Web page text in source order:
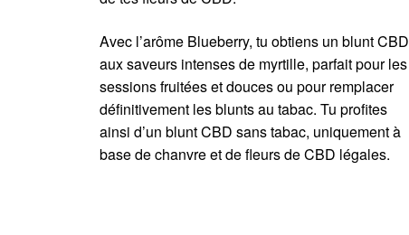
Avec l’arôme Blueberry, tu obtiens un blunt CBD
aux saveurs intenses de myrtille, parfait pour les
sessions fruitées et douces ou pour remplacer
définitivement les blunts au tabac. Tu profites
ainsi d’un blunt CBD sans tabac, uniquement à
base de chanvre et de fleurs de CBD légales.